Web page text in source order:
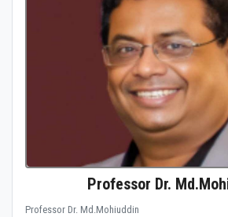
Professor Dr.
Professor Dr. Md.Mohiuddin